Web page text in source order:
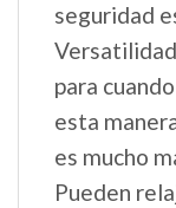
seguridad
para
esta
es mucho
Pueden